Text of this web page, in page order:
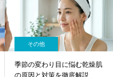
その他
季節の変わり目に悩む乾燥肌
の原因と対策を徹底解説